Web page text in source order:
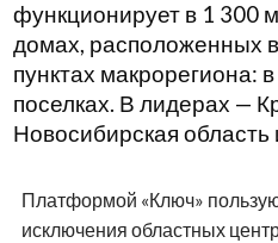
функционирует в 1 300
домах, расположенных
пунктах макрорегиона:
поселках. В лидерах —
Новосибирская область
Платформой «Ключ»
исключения областных